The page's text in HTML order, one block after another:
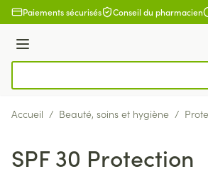
Aller au contenu
Paiements sécurisés Conseil du pharmacien
Menu
Accueil / Beauté, soins et hygiène /
SPF 30 Protection